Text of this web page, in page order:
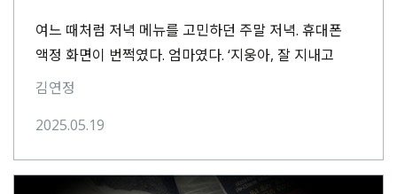
여느 때처럼 저녁 메뉴를 고민하던 주말 저녁. 휴대폰
액정 화면이 번쩍였다. 엄마였다. ‘지웅아, 잘 지내고
있지? 날마다 니 기사 읽고⋯
김연정
2025.05.19